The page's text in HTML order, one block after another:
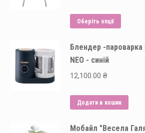
Оберіть опції
має
можна
на
Блендер -
NEO - синій
12,100.00 ₴
Додати в кошик
Мобайл "Весела